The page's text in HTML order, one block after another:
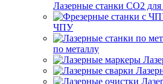
Лазерные станки CO2
ЧПУ
по металлу